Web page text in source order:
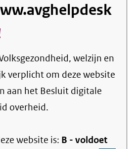
welzijn en
verplicht om deze website
aan het Besluit digitale
overheid.
website is: B -voldoet